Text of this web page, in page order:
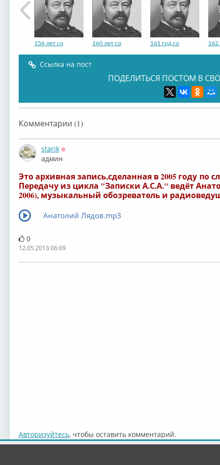
156 лет со 160 лет со 161 год со 162
Ссылка на пост
ПОДЕЛИТЬСЯ ПОСТОМ В
Комментарии (1)
starik
Оффлайн
админ
Это архивная запись,сделанная в 2005 году по
Передачу из цикла "Записки А.С.А." ведёт
2006), музыкальный обозреватель и
Анатолий Лядов.mp3
0
12.05.2013 06:09
Авторизуйтесь, чтобы оставить комментарий.